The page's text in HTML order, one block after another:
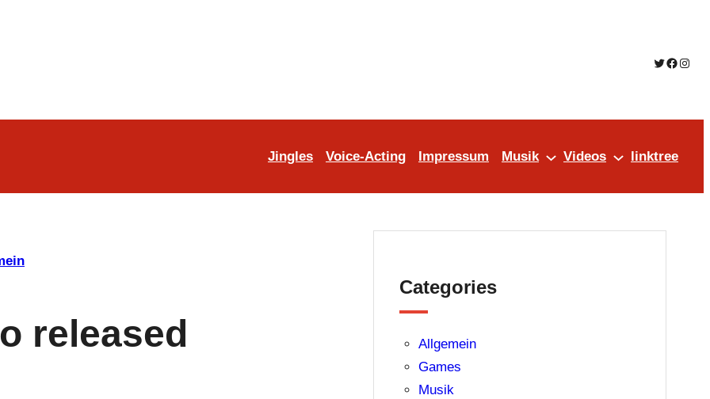
Twitter
Jingles Voice-Acting Impressum Musik Videos linktree
released
Categories
Allgemein
Games
Musik